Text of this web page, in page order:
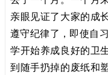
亲眼见证了大家的成
遵守纪律了，即使自
学开始养成良好的卫
到随手扔掉的废纸和